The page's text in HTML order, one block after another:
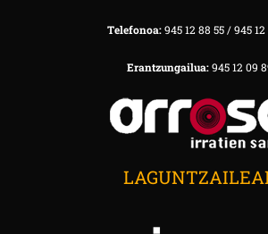
Telefonoa:945 12 88 55 / 945 12
Erantzungailua:945 12 09